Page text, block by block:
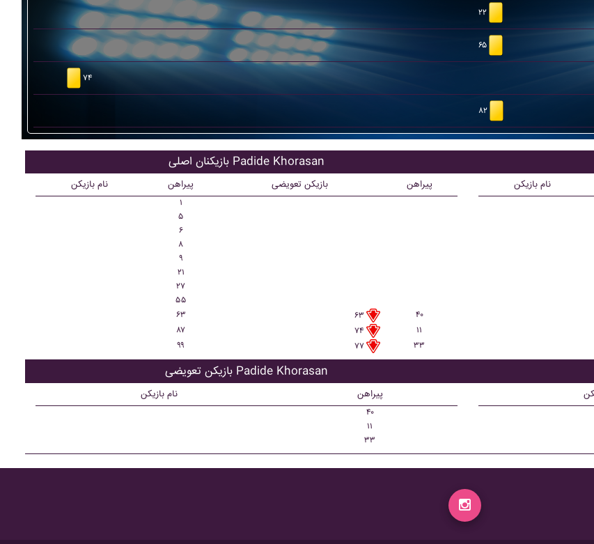
۲۲
۶۵
۷۴
۸۲
بازیکنان اصلی Padide Khorasan
نام بازیکن پیراهن بازیکن تعویضی پیراهن
۱
۵
۶
۸
۹
۲۱
۲۷
۵۵
۶۳
۶۳
۴۰
۸۷
۷۴
۱۱
۹۹
۷۷ ۳۳
بازیکن تعویضی Padide Khorasan
نام بازیکن پیراهن
۴۰
۱۱
۳۳
نام بازیکن